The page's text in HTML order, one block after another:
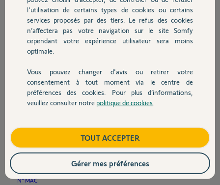
Autres produits
Devis avec un pro
Contact
Pouvez-vous m'aider svp ?
Cordialement,
Philippe W.
il y a plus d'un an
Participer au fil de discussion
Réponses
Pouvez vous me communiquer le N° MAC de votre alarme.
N° MAC
l'utilisation de certains types de cookies ou certains
services proposés par des tiers. Le refus des cookies
n’affectera pas votre navigation sur le site Somfy
cependant votre expérience utilisateur sera moins
optimale.
Vous pouvez changer d'avis ou retirer votre
consentement à tout moment via le centre de
préférences des cookies. Pour plus d’informations,
veuillez consulter notre politique de cookies
TOUT ACCEPTER
Gérer mes préférences